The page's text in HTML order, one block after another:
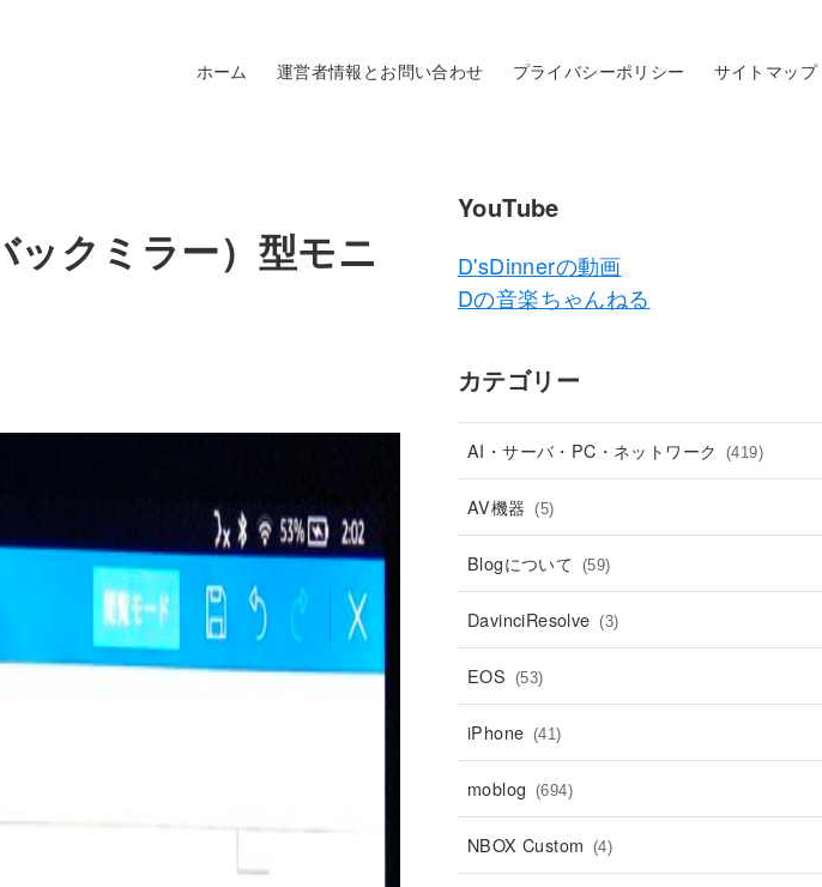
ホーム 運営者情報とお問い合わせ プライバシーポリシー サイトマップ
クミラー）型モニ
YouTube
D'sDinnerの動画
Dの音楽ちゃんねる
カテゴリー
AI・サーバ・PC・ネットワーク (419)
AV機器 (5)
Blogについて (59)
DavinciResolve (3)
EOS (53)
iPhone (41)
moblog (694)
NBOX Custom (4)